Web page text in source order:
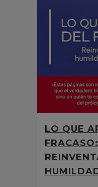
LO QUE
FRACASO: